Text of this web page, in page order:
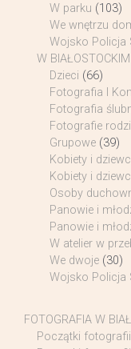
W parku (103)
We wnętrzu
Wojsko Policja
W
Dzieci (66)
Fotografia I
Fotografia
Fotografie
Grupowe (39)
Kobiety i
Kobiety i
Osoby
Panowie i
Panowie i
W atelier w
We dwoje (30)
Wojsko Policja
FOTOGRAFIA W
Początki